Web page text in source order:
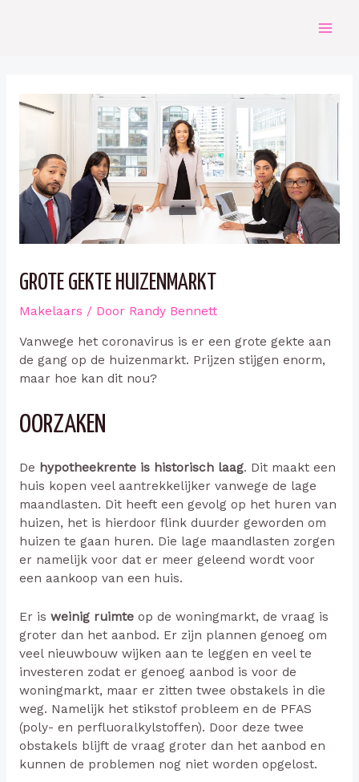
GROTE GEKTE HUIZENMARKT
Makelaars / Door Randy Bennett
Vanwege het coronavirus is er een grote gekte aan
de gang op de huizenmarkt. Prijzen stijgen enorm,
maar hoe kan dit nou?
OORZAKEN
De hypotheekrente is historisch laag. Dit maakt een
huis kopen veel aantrekkelijker vanwege de lage
maandlasten. Dit heeft een gevolg op het huren van
huizen, het is hierdoor flink duurder geworden om
huizen te gaan huren. Die lage maandlasten zorgen
er namelijk voor dat er meer geleend wordt voor
een aankoop van een huis.
Er is weinig ruimteop de woningmarkt, de vraag is
groter dan het aanbod. Er zijn plannen genoeg om
veel nieuwbouw wijken aan te leggen en veel te
investeren zodat er genoeg aanbod is voor de
woningmarkt, maar er zitten twee obstakels in die
weg. Namelijk het stikstof probleem en de PFAS
(poly- en perfluoralkylstoffen). Door deze twee
obstakels blijft de vraag groter dan het aanbod en
kunnen de problemen nog niet worden opgelost.